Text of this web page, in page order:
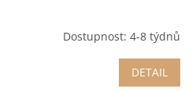
Dostupnost: 4-8 týdnů
DETAIL